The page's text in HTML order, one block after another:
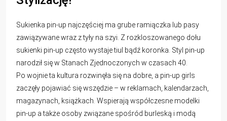
Sukienka pin-up najczęściej ma grube ramiączka lub pasy
zawiązywane wraz z tyły na szyi. Z rozkloszowanego dołu
sukienki pin-up często wystaje tiul bądź koronka. Styl pin-up
narodził się w Stanach Zjednoczonych w czasach 40.
Po wojnie ta kultura rozwinęła się na dobre, a pin-up girls
zaczęły pojawiać się wszędzie – w reklamach, kalendarzach,
magazynach, książkach. Wspierają współczesne modelki
pin-up a także osoby związane spośród burleską i modą